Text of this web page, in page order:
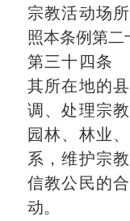
宗教活动场
照本条例第二
第三十四条
其所在地的
调、处理宗
园林、林业
系，维护宗
信教公民的
动。